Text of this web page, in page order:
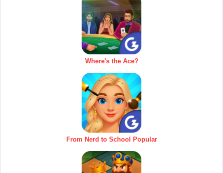
Where's the Ace?
From Nerd to School Popular